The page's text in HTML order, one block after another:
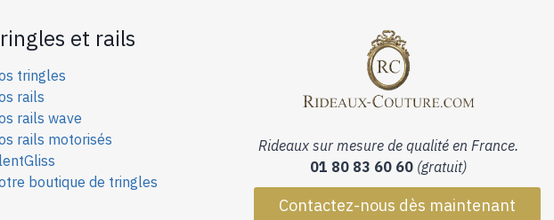
et rails
tringles
rails
rails wave
rails motorisés
boutique de tringles
Rideaux sur mesure de qualité en France.
01 80 83 60 60 (gratuit)
Contactez-nous dès maintenant